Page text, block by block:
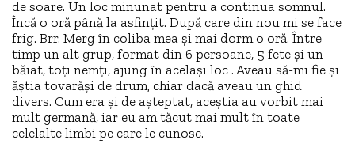
de soare. Un loc minunat pentru a continua somnul.
Încă o oră până la asfințit. După care din nou mi se face
frig. Brr. Merg în coliba mea și mai dorm o oră. Între
timp un alt grup, format din 6 persoane, 5 fete și un
băiat, toți nemți, ajung în același loc . Aveau să-mi fie și
ăștia tovarăși de drum, chiar dacă aveau un ghid
divers. Cum era și de așteptat, aceștia au vorbit mai
mult germană, iar eu am tăcut mai mult în toate
celelalte limbi pe care le cunosc.